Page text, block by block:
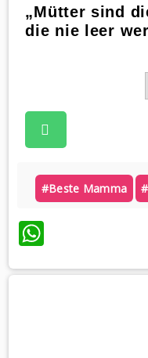
„Mütter sind
die nie leer
#beste Mamma
WhatsApp